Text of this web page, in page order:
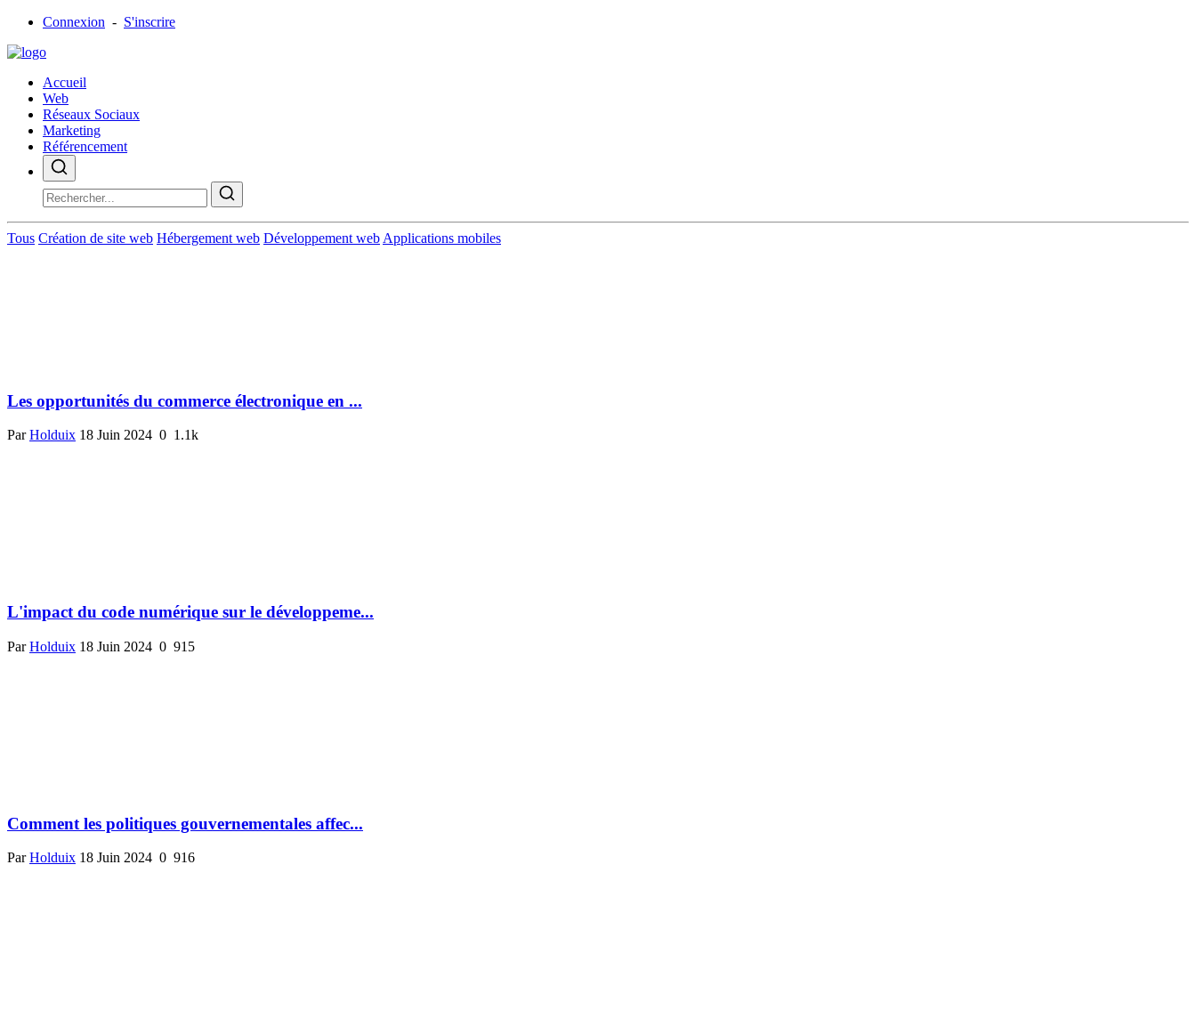
Connexion - S'inscrire
Accueil
Web
Réseaux Sociaux
Marketing
Référencement
Tous Création de site web Hébergement web Développement web Applications mobiles
Les opportunités du commerce électronique en ...
ParHolduix 18 Juin 2024 0 1.1k
L'impact du code numérique sur le développeme...
ParHolduix 18 Juin 2024 0 915
Comment les politiques gouvernementales affec...
ParHolduix 18 Juin 2024 0 916